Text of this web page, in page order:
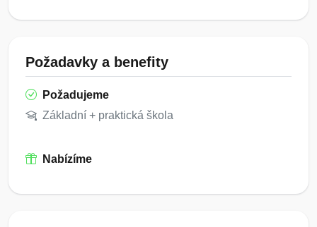
Požadavky a benefity
Požadujeme
Základní + praktická škola
Nabízíme